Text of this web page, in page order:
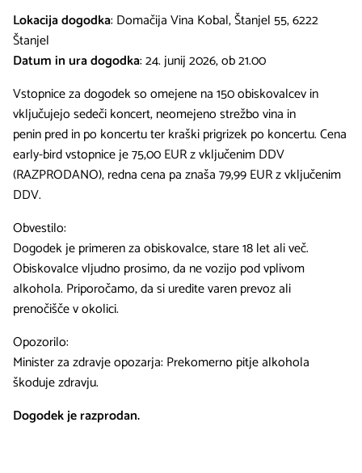
Lokacija dogodka: Domačija Vina Kobal, Štanjel 55, 6222
Štanjel
Datum in ura dogodka: 24. junij 2026, ob 21.00
Vstopnice za dogodek so omejene na 150 obiskovalcev in
vključujejo sedeči koncert, neomejeno strežbo vina in
penin pred in po koncertu ter kraški prigrizek po koncertu. Cena
early-bird vstopnice je 75,00 EUR z vključenim DDV
(RAZPRODANO), redna cena pa znaša 79,99 EUR z vključenim
DDV.
Obvestilo:
Dogodek je primeren za obiskovalce, stare 18 let ali več.
Obiskovalce vljudno prosimo, da ne vozijo pod vplivom
alkohola. Priporočamo, da si uredite varen prevoz ali
prenočišče v okolici.
Opozorilo:
Minister za zdravje opozarja: Prekomerno pitje alkohola
škoduje zdravju.
Dogodek je razprodan.